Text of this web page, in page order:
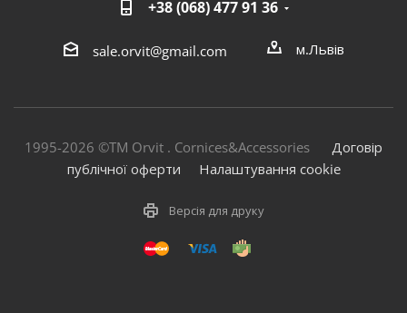
+38 (068) 477 91 36
sale.orvit@gmail.com м.Львів
1995-2026 ©TM Orvit . Cornices&Accessories Договір
публічної оферти
Налаштування cookie
Версія для друку